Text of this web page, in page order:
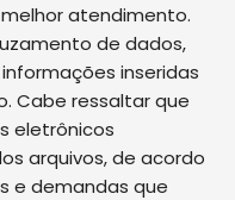
atendimento.
de dados,
inseridas
Cabe ressaltar que
eletrônicos
arquivos, de acordo
e demandas que